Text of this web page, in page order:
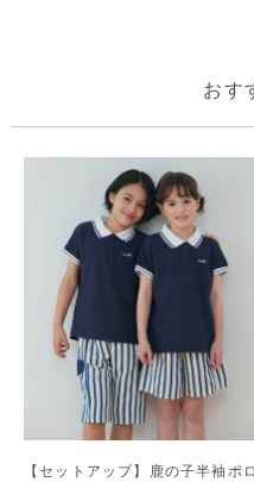
おす
【セットアップ】鹿の子半袖ポロ